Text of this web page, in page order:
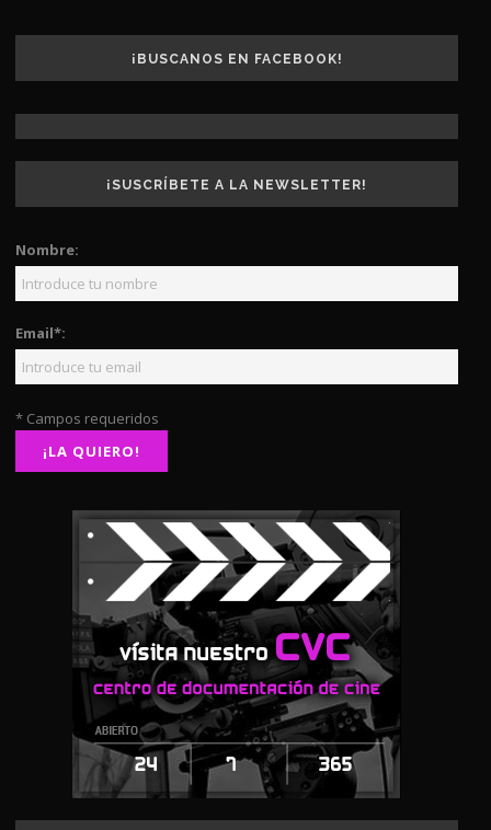
¡BUSCANOS EN FACEBOOK!
¡SUSCRÍBETE A LA NEWSLETTER!
Nombre:
Email*:
* Campos requeridos